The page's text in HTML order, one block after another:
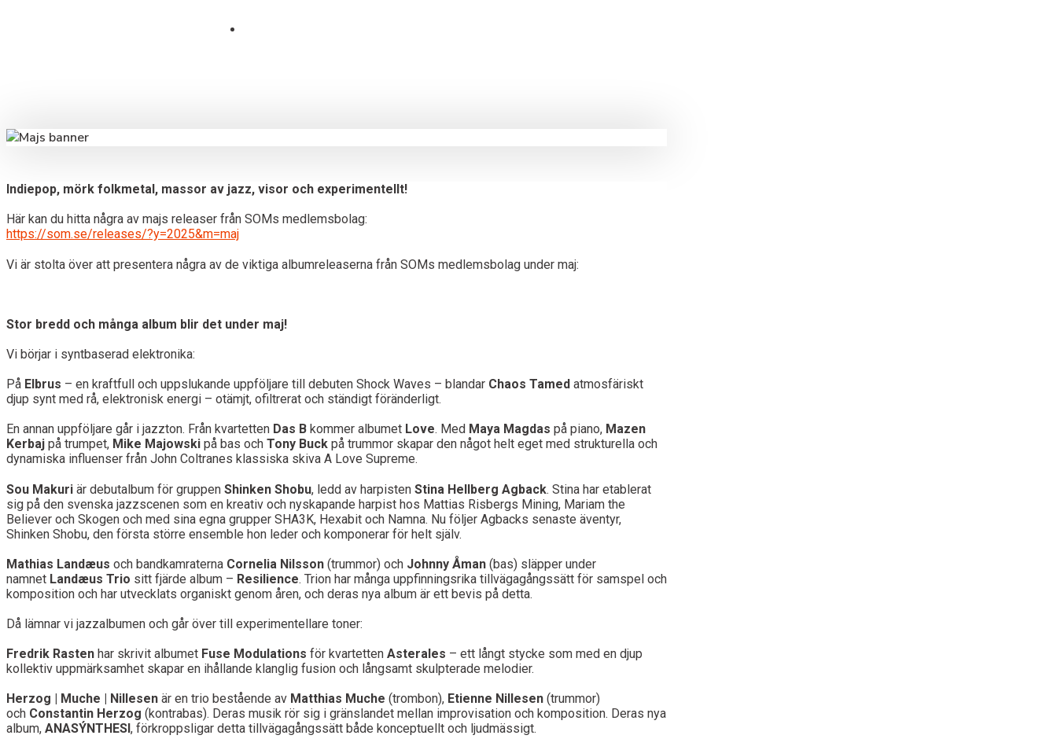
Indiepop, mörk folkmetal, massor av jazz, visor och experimentellt!
Här kan du hitta några av majs releaser från SOMs medlemsbolag:
https://som.se/releases/?y=2025&m=maj
Vi är stolta över att presentera några av de viktiga albumreleaserna från SOMs medlemsbolag under maj:
Stor bredd och många album blir det under maj!
Vi börjar i syntbaserad elektronika:
På Elbrus – en kraftfull och uppslukande uppföljare till debuten Shock Waves – blandar Chaos Tamed atmosfäriskt
djup synt med rå, elektronisk energi – otämjt, ofiltrerat och ständigt föränderligt.
En annan uppföljare går i jazzton. Från kvartetten Das B kommer albumet Love. Med Maya Magdas på piano, Mazen
Kerbaj på trumpet, Mike Majowski på bas och Tony Buck på trummor skapar den något helt eget med strukturella och
dynamiska influenser från John Coltranes klassiska skiva A Love Supreme.
Sou Makuri är debutalbum för gruppen Shinken Shobu, ledd av harpisten Stina Hellberg Agback. Stina har etablerat
sig på den svenska jazzscenen som en kreativ och nyskapande harpist hos Mattias Risbergs Mining, Mariam the
Believer och Skogen och med sina egna grupper SHA3K, Hexabit och Namna. Nu följer Agbacks senaste äventyr,
Shinken Shobu, den första större ensemble hon leder och komponerar för helt själv.
Mathias Landæus och bandkamraterna Cornelia Nilsson (trummor) och Johnny Åman (bas) släpper under
namnet Landæus Trio sitt fjärde album – Resilience. Trion har många uppfinningsrika tillvägagångssätt för samspel och
komposition och har utvecklats organiskt genom åren, och deras nya album är ett bevis på detta.
Då lämnar vi jazzalbumen och går över till experimentellare toner:
Fredrik Rasten har skrivit albumet Fuse Modulations för kvartetten Asterales – ett långt stycke som med en djup
kollektiv uppmärksamhet skapar en ihållande klanglig fusion och långsamt skulpterade melodier.
Herzog | Muche | Nillesen är en trio bestående av Matthias Muche (trombon), Etienne Nillesen (trummor)
och Constantin Herzog (kontrabas). Deras musik rör sig i gränslandet mellan improvisation och komposition. Deras nya
album, ANASÝNTHESI , förkroppsligar detta tillvägagångssätt både konceptuellt och ljudmässigt.